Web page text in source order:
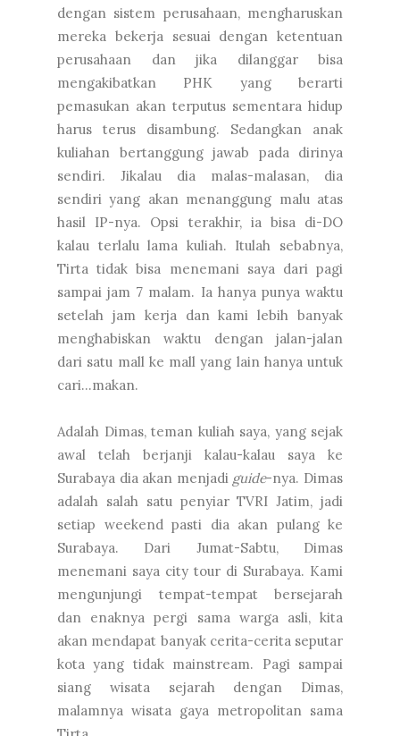
dengan sistem perusahaan, mengharuskan
mereka bekerja sesuai dengan ketentuan
perusahaan dan jika dilanggar bisa
mengakibatkan PHK yang berarti
pemasukan akan terputus sementara hidup
harus terus disambung. Sedangkan anak
kuliahan bertanggung jawab pada dirinya
sendiri. Jikalau dia malas-malasan, dia
sendiri yang akan menanggung malu atas
hasil IP-nya. Opsi terakhir, ia bisa di-DO
kalau terlalu lama kuliah. Itulah sebabnya,
Tirta tidak bisa menemani saya dari pagi
sampai jam 7 malam. Ia hanya punya waktu
setelah jam kerja dan kami lebih banyak
menghabiskan waktu dengan jalan-jalan
dari satu mall ke mall yang lain hanya untuk
cari...makan.
Adalah Dimas, teman kuliah saya, yang sejak
awal telah berjanji kalau-kalau saya ke
Surabaya dia akan menjadi guide-nya. Dimas
adalah salah satu penyiar TVRI Jatim, jadi
setiap weekend pasti dia akan pulang ke
Surabaya. Dari Jumat-Sabtu, Dimas
menemani saya city tour di Surabaya. Kami
mengunjungi tempat-tempat bersejarah
dan enaknya pergi sama warga asli, kita
akan mendapat banyak cerita-cerita seputar
kota yang tidak mainstream. Pagi sampai
siang wisata sejarah dengan Dimas,
malamnya wisata gaya metropolitan sama